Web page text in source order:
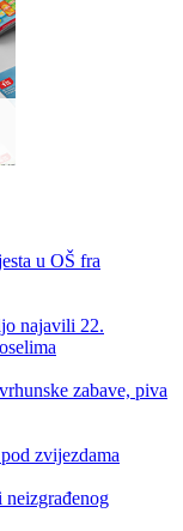
u OŠ fra
najavili 22.
zabave, piva
zvijezdama